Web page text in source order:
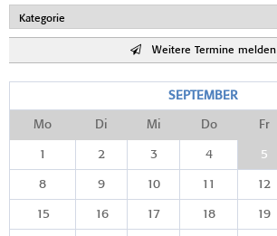
Weitere Termine melden
SEPTEMBER
Mo Di Mi Do Fr
1 2 3 4 5
8 9 10 11 12
15 16 17 18 19